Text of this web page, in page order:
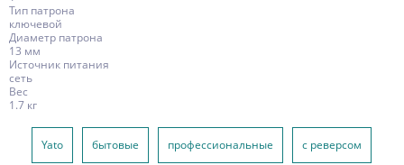
Тип патрона
ключевой
Диаметр патрона
13 мм
Источник питания
сеть
Вес
1.7 кг
Yato бытовые профессиональные c реверсом